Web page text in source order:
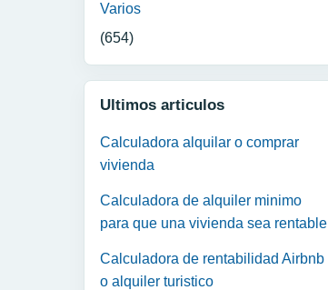
Varios
(654)
Ultimos articulos
Calculadora alquilar o comprar
vivienda
Calculadora de alquiler minimo
para que una vivienda sea rentable
Calculadora de rentabilidad Airbnb
o alquiler turistico